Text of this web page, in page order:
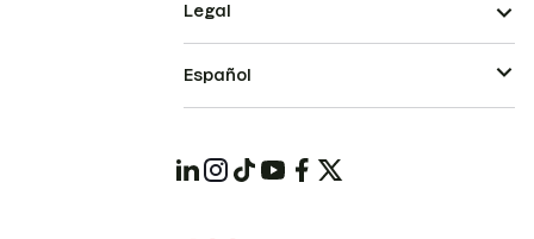
Legal
Español